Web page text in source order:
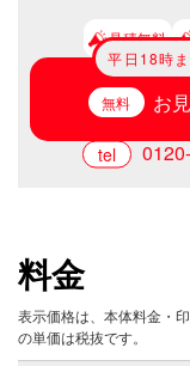
見積無料
お
平日18時
料金
表示価格は、本体料金・
の単価は税抜です。